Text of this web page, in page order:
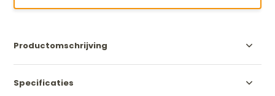
Productomschrijving
Specificaties